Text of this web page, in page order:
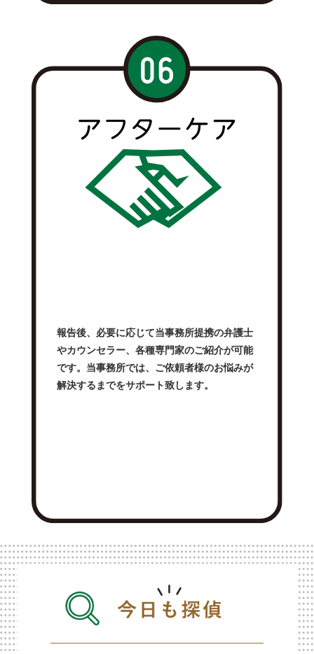
報告後、必要に応じて当事務所提携の弁護士
やカウンセラー、各種専門家のご紹介が可能
です。当事務所では、ご依頼者様のお悩みが
解決するまでをサポート致します。